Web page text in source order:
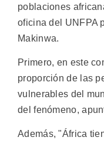
poblaciones
oficina del UNFPA
Makinwa.
Primero, en este
proporción de las
vulnerables del
del fenómeno,
Además, "África